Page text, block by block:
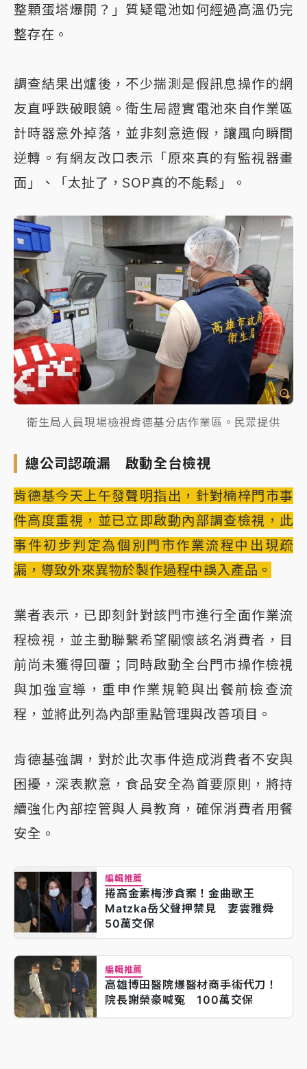
整顆蛋塔爆開？」質疑電池如何經過高溫仍完
整存在。
調查結果出爐後，不少揣測是假訊息操作的網
友直呼跌破眼鏡。衛生局證實電池來自作業區
計時器意外掉落，並非刻意造假，讓風向瞬間
逆轉。有網友改口表示「原來真的有監視器畫
面」、「太扯了，SOP真的不能鬆」。
衛生局人員現場檢視肯德基分店作業區。民眾提供
總公司認疏漏 啟動全台檢視
肯德基今天上午發聲明指出，針對楠梓門市事
件高度重視，並已立即啟動內部調查檢視，此
事件初步判定為個別門市作業流程中出現疏
漏，導致外來異物於製作過程中誤入產品。
業者表示，已即刻針對該門市進行全面作業流
程檢視，並主動聯繫希望關懷該名消費者，目
前尚未獲得回覆；同時啟動全台門市操作檢視
與加強宣導，重申作業規範與出餐前檢查流
程，並將此列為內部重點管理與改善項目。
肯德基強調，對於此次事件造成消費者不安與
困擾，深表歉意，食品安全為首要原則，將持
續強化內部控管與人員教育，確保消費者用餐
安全。
編輯推薦
捲高金素梅涉貪案！金曲歌王
Matzka岳父聲押禁見 妻雲雅舜
50萬交保
編輯推薦
高雄博田醫院爆醫材商手術代刀！
院長謝榮豪喊冤 100萬交保